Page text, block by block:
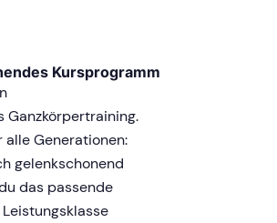
Kursprogramm
alle Generationen:
gelenkschonend
das passende